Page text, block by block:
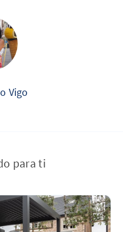
Vigo
para ti